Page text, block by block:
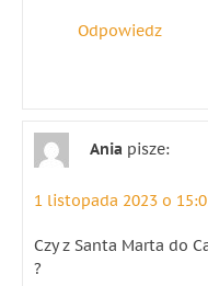
Odpowiedz
Ania pisze:
1 listopada 2023 o
Czy z Santa Marta do
?